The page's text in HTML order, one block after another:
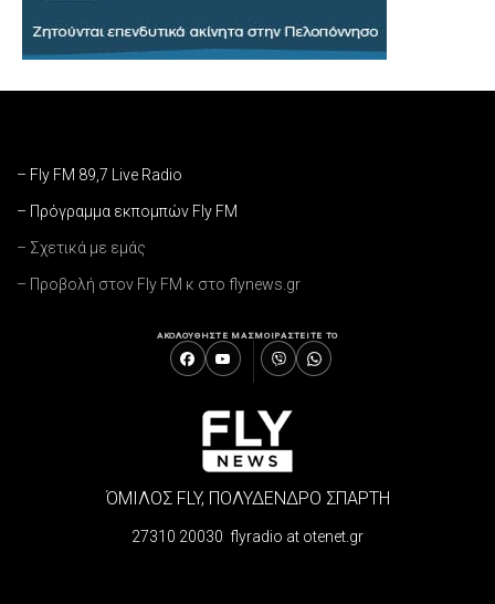
– Fly FM 89,7 Live Radio
– Πρόγραμμα εκπομπών Fly FM
– Σχετικά με εμάς
– Προβολή στον Fly FM κ στο flynews.gr
ΑΚΟΛΟΥΘΗΣΤΕ ΜΑΣΜΟΙΡΑΣΤΕΙΤΕ ΤΟ
ΌΜΙΛΟΣ FLY, ΠΟΛΥΔΕΝΔΡΟ ΣΠΑΡΤΗ
27310 20030 flyradio at otenet.gr